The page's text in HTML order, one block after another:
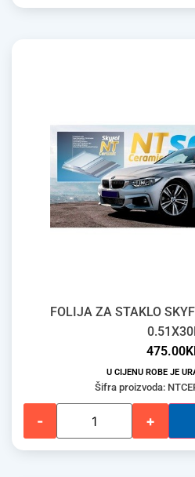
FOLIJA ZA STAKLO
475.00
U CIJENU ROBE JE
Šifra proizvoda:
- +